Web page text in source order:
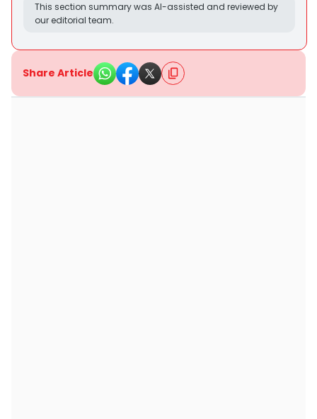
This section summary was AI-assisted and reviewed by
our editorial team.
Share Article